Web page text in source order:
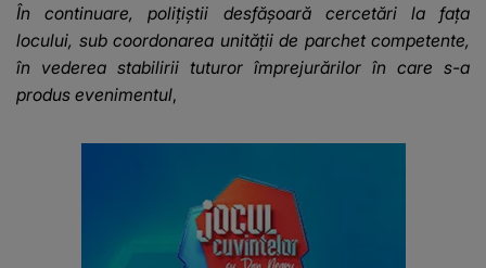
SUFLETELE
ELEVILOR, chiar și
după trecerea anilor:
În continuare, polițiștii desfășoară cercetări la fața
locului, sub coordonarea unității de parchet competente,
în vederea stabilirii tuturor împrejurărilor în care s-a
produs evenimentul,